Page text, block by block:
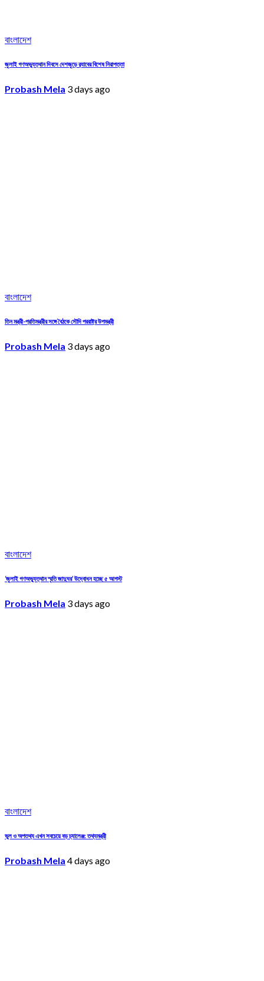
বাংলাদেশ
জুলাই গণঅভ্যুত্থান দিবসে দেশজুড়ে র‌্যাবের বিশেষ নিরাপত্তা
Probash Mela 3 days ago
বাংলাদেশ
তিন মন্ত্রী-প্রতিমন্ত্রীর সঙ্গে বৈঠকে সৌদি পররাষ্ট্র উপমন্ত্রী
Probash Mela 3 days ago
বাংলাদেশ
‘জুলাই গণঅভ্যুত্থান স্মৃতি জাদুঘর’ উদ্বোধন হচ্ছে ৫ আগস্ট
Probash Mela 3 days ago
বাংলাদেশ
ভুল ও অপতথ্য এখন সবচেয়ে বড় চ্যালেঞ্জ: তথ্যমন্ত্রী
Probash Mela 4 days ago